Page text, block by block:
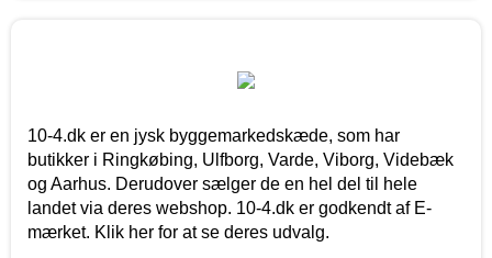
10-4.dk er en jysk byggemarkedskæde, som har
butikker i Ringkøbing, Ulfborg, Varde, Viborg, Videbæk
og Aarhus. Derudover sælger de en hel del til hele
landet via deres webshop. 10-4.dk er godkendt af E-
mærket. Klik her for at se deres udvalg.